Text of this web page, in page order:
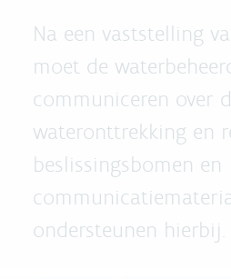
Na een vaststelling
moet de
communiceren over
wateronttrekking en
beslissingsbomen en
ondersteunen hierbij.